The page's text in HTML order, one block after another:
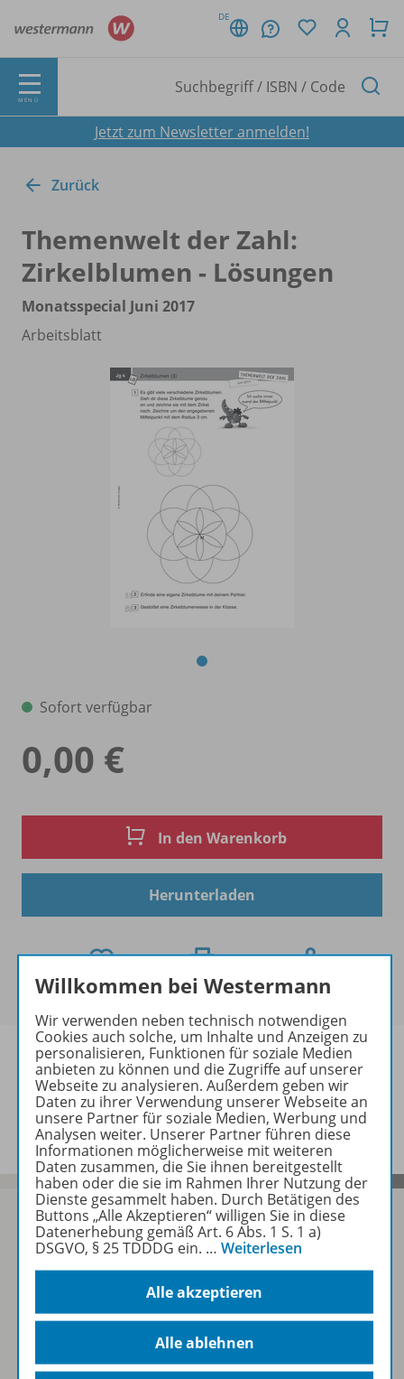
DE
MENÜ
Jetzt zum Newsletter anmelden!
Zurück
Themenwelt der Zahl:
Zirkelblumen - Lösungen
Monatsspecial Juni 2017
Arbeitsblatt
Sofort verfügbar
0,00 €
In den Warenkorb
Herunterladen
Informationen
Sofort profitieren
Zum Newsletter anmelden
Willkommen bei Westermann
Wir verwenden neben technisch notwendigen
Cookies auch solche, um Inhalte und Anzeigen zu
personalisieren, Funktionen für soziale Medien
anbieten zu können und die Zugriffe auf unserer
Webseite zu analysieren. Außerdem geben wir
Daten zu ihrer Verwendung unserer Webseite an
unsere Partner für soziale Medien, Werbung und
Analysen weiter. Unserer Partner führen diese
Informationen möglicherweise mit weiteren
Daten zusammen, die Sie ihnen bereitgestellt
haben oder die sie im Rahmen Ihrer Nutzung der
Dienste gesammelt haben. Durch Betätigen des
Buttons „Alle Akzeptieren“ willigen Sie in diese
Datenerhebung gemäß Art. 6 Abs. 1 S. 1 a)
DSGVO, § 25 TDDDG ein. … Weiterlesen
Alle akzeptieren
Alle ablehnen